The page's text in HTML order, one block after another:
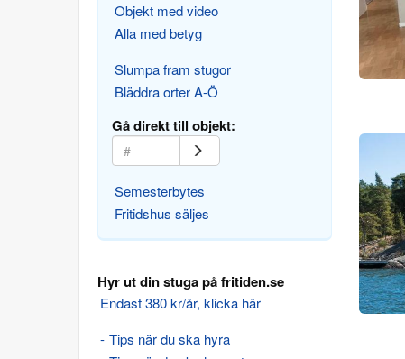
Objekt med video
Alla med betyg
Slumpa fram stugor
Bläddra orter A-Ö
Gå direkt till objekt:
Semesterbytes
Fritidshus säljes
Hyr ut din stuga på fritiden.se
Endast 380 kr/år, klicka här
Tips när du ska hyra